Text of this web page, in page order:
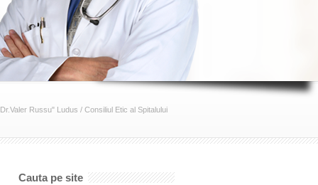
Russu" Ludus / Consiliul Etic al Spitalului
Cauta pe site